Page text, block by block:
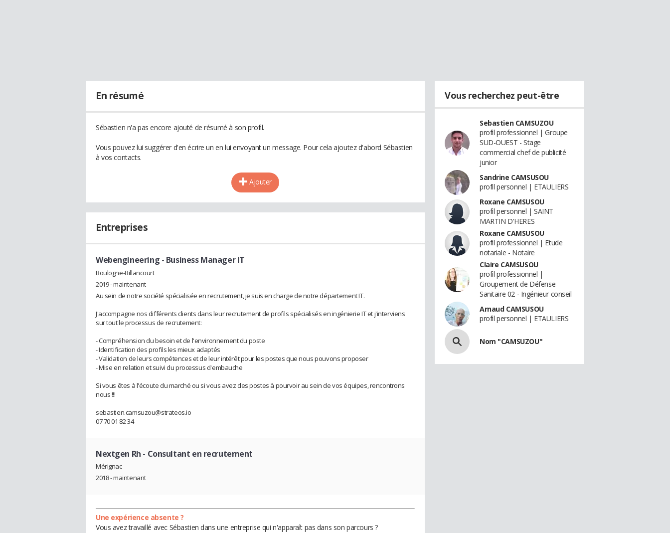
En résumé
Sébastien n'a pas encore ajouté de résumé à son profil.
Vous pouvez lui suggérer d'en écrire un en lui envoyant un message. Pour cela ajoutez d'abord Sébastien
à vos contacts.
Ajouter
Entreprises
Webengineering - Business Manager IT
Boulogne-Billancourt
2019 - maintenant
Au sein de notre société spécialisée en recrutement, je suis en charge de notre département IT.
J'accompagne nos différents clients dans leur recrutement de profils spécialisés en ingénierie IT et j'interviens
sur tout le processus de recrutement:
- Compréhension du besoin et de l'environnement du poste
- Identification des profils les mieux adaptés
- Validation de leurs compétences et de leur intérêt pour les postes que nous pouvons proposer
- Mise en relation et suivi du processus d'embauche
Si vous êtes à l'écoute du marché ou si vous avez des postes à pourvoir au sein de vos équipes, rencontrons
nous !!!
sebastien.camsuzou@strateos.io
07 70 01 82 34
Nextgen Rh - Consultant en recrutement
Mérignac
2018 - maintenant
Une expérience absente ?
Vous avez travaillé avec Sébastien dans une entreprise qui n'apparaît pas dans son parcours ?
Vous recherchez peut-être
Sebastien CAMSUZOU
profil professionnel | Groupe
SUD-OUEST - Stage
commercial chef de publicité
junior
Sandrine CAMSUSOU
profil personnel | ETAULIERS
Roxane CAMSUSOU
profil personnel | SAINT
MARTIN D'HERES
Roxane CAMSUSOU
profil professionnel | Etude
notariale - Notaire
Claire CAMSUSOU
profil professionnel |
Groupement de Défense
Sanitaire 02 - Ingénieur conseil
Arnaud CAMSUSOU
profil personnel | ETAULIERS
Nom "CAMSUZOU"